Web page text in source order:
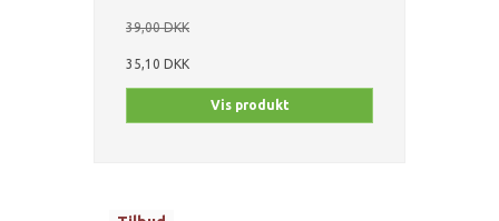
39,00 DKK
35,10 DKK
Vis produkt